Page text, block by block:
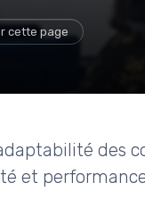
cette page
des
et